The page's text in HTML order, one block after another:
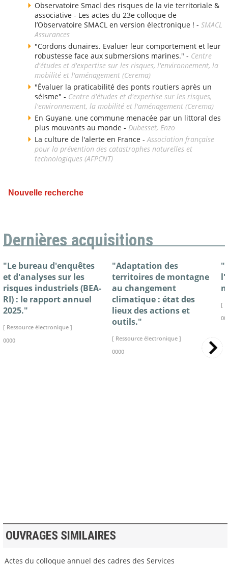
Observatoire Smacl des risques de la vie territoriale &
associative - Les actes du 23e colloque de
l’Observatoire SMACL en version électronique ! - SMACL
Assurances
"Cordons dunaires. Evaluer leur comportement et leur
robustesse face aux submersions marines." - Centre
d'études et d'expertise sur les risques, l'environnement, la
mobilité et l'aménagement (Cerema)
"Évaluer la praticabilité des ponts routiers après un
séisme" - Centre d'études et d'expertise sur les risques,
l'environnement, la mobilité et l'aménagement (Cerema)
En Guyane, une commune menacée par un littoral des
plus mouvants au monde - Dubesset, Enzo
La culture de l'alerte en France -Association française
pour la prévention des catastrophes naturelles et
technologiques (AFPCNT)
Nouvelle recherche
Dernières acquisitions
"Le bureau d'enquêtes
et d'analyses sur les
risques industriels (BEA-
RI) : le rapport annuel
2025."
[ Ressource électronique ]
0000
"Adaptation des
territoires de montagne
au changement
climatique : état des
lieux des actions et
outils."
[ Ressource électronique ]
0000
[
OUVRAGES SIMILAIRES
Actes du colloque annuel des cadres des Services